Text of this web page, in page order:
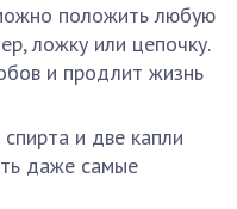
положить любую
ложку или цепочку.
и продлит жизнь
и две капли
даже самые